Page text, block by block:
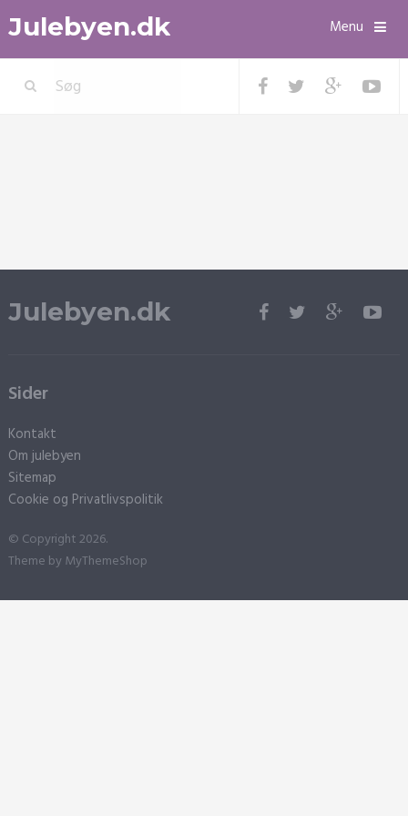
Julebyen.dk Menu
Julebyen.dk
Sider
Kontakt
Om julebyen
Sitemap
Cookie og Privatlivspolitik
© Copyright 2026.
Theme by MyThemeShop